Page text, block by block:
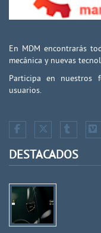
En MDM encontrarás
mecánica y nuevas
Participa en nuestros
usuarios.
DESTACADOS